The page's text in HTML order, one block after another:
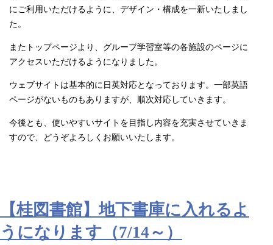
にご利用いただけるように
、デザイン・構成を一新いたしまし
た。
またトップページより、グループ学習室等の各施設のページに
アクセスいただけるようになりました。
ウェブサイトは基本的に日英対応となっております。一部英語
ページがないものもありますが、順次対応していきます。
今後とも、使いやすいサイトを目指し内容を充実させていきま
すので、どうぞよろしくお願いいたします。
【桂図書館】地下書庫に入れるよ
うになります（7/14～）